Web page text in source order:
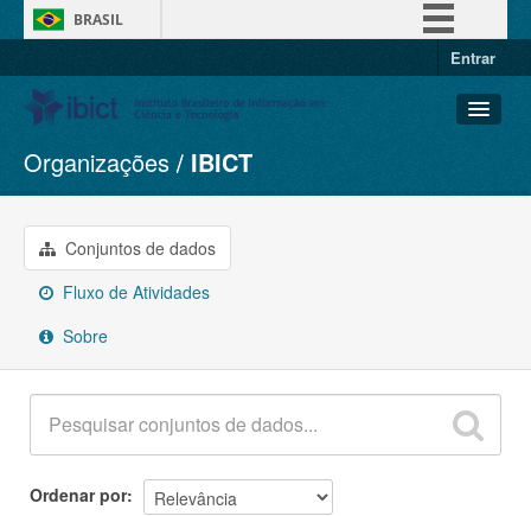
BRASIL
Entrar
Conjuntos de dados
Organizações
Grupos
Sobre
Organizações IBICT
Conjuntos de dados
Fluxo de Atividades
Sobre
Ordenar por